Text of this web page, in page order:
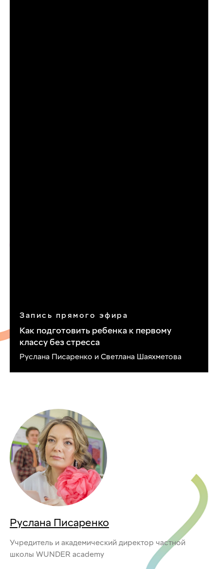
Запись прямого эфира
Как подготовить ребенка к первому
классу без стресса
Руслана Писаренко и Светлана Шаяхметова
Руслана Писаренко
Учредитель и академический директор частной
школы WUNDER academy